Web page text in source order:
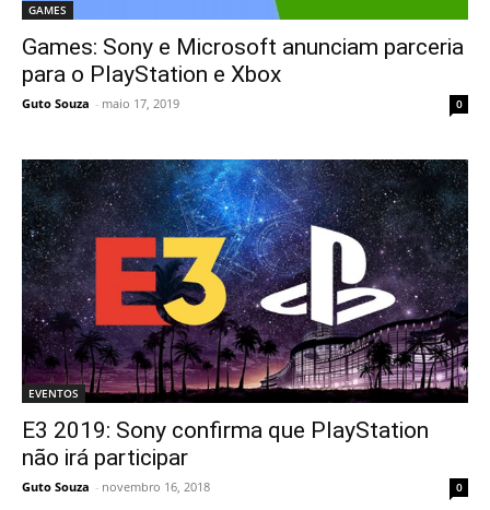
GAMES
Games: Sony e Microsoft anunciam parceria
para o PlayStation e Xbox
Guto Souza - maio 17, 2019 0
EVENTOS
E3 2019: Sony confirma que PlayStation
não irá participar
Guto Souza - novembro 16, 2018 0